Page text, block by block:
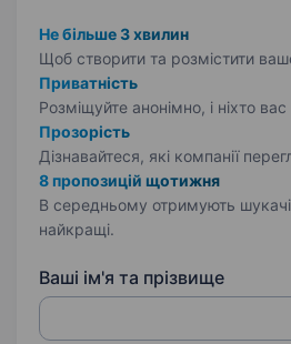
Не більше 3 хвилин
Щоб створити та розмістити
Приватність
Розміщуйте анонімно, і ніхто вас
Прозорість
Дізнавайтеся, які компанії
8 пропозицій щотижня
В середньому отримують
найкращі.
Ваші ім'я та прізвище